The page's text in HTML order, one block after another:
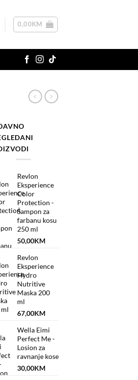
0,00KM
Revlon
Eksperience
Color
Protection -
Šampon za
farbanu kosu
250 ml
50,00KM
Revlon
Eksperience
Hydro
Nutritive
Maska 200
ml
67,00KM
Wella Eimi
Perfect Me -
Losion za
ravnanje kose
30,00KM